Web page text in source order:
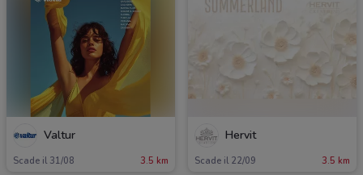
Valtur
Scade il 31/08 3.5 km
Hervit
Scade il 22/09 3.5 km